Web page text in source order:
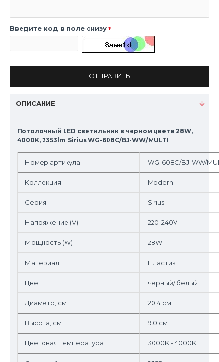
Введите код в поле снизу
ОТПРАВИТЬ
ОПИСАНИЕ
Потолочный LED светильник в черном цвете 28W,
4000K, 2353lm, Sirius WG-608C/BJ-WW/MULTI
Номер артикула WG-608C/BJ-WW/
Коллекция Modern
Серия Sirius
Напряжение (V) 220-240V
Мощность (W) 28W
Материал Пластик
Цвет черный/ белый
Диаметр, см 20.4 см
Высота, см 9.0 см
Цветовая температура 3000K - 4000K